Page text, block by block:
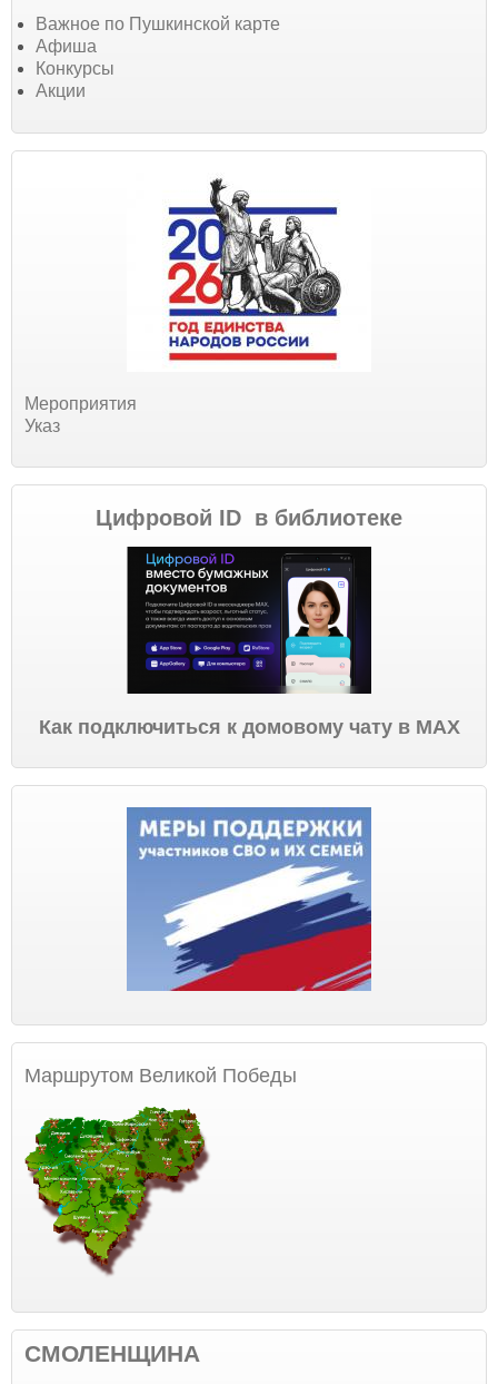
Важное по Пушкинской карте
Афиша
Конкурсы
Акции
Мероприятия
Указ
Цифровой ID в библиотеке
Как подключиться к домовому чату в МАХ
Маршрутом Великой Победы
СМОЛЕНЩИНА